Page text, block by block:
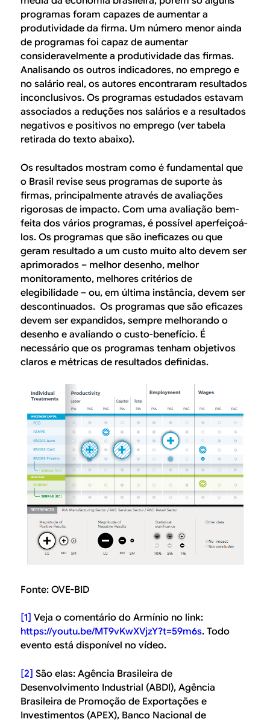
programas foram capazes de aumentar a
produtividade da firma. Um número menor ainda
de programas foi capaz de aumentar
consideravelmente a produtividade das firmas.
Analisando os outros indicadores, no emprego e
no salário real, os autores encontraram resultados
inconclusivos. Os programas estudados estavam
associados a reduções nos salários e a resultados
negativos e positivos no emprego (ver tabela
retirada do texto abaixo).
Os resultados mostram como é fundamental que
o Brasil revise seus programas de suporte às
firmas, principalmente através de avaliações
rigorosas de impacto. Com uma avaliação bem-
feita dos vários programas, é possível aperfeiçoá-
los. Os programas que são ineficazes ou que
geram resultado a um custo muito alto devem ser
aprimorados – melhor desenho, melhor
monitoramento, melhores critérios de
elegibilidade – ou, em última instância, devem ser
descontinuados. Os programas que são eficazes
devem ser expandidos, sempre melhorando o
desenho e avaliando o custo-benefício. É
necessário que os programas tenham objetivos
claros e métricas de resultados definidas.
Fonte: OVE-BID
[1] Veja o comentário do Armínio no link:
https://youtu.be/MT9vKwXVjzY?t=59m6s. Todo
evento está disponível no vídeo.
[2] São elas: Agência Brasileira de
Desenvolvimento Industrial (ABDI), Agência
Brasileira de Promoção de Exportações e
Investimentos (APEX), Banco Nacional de